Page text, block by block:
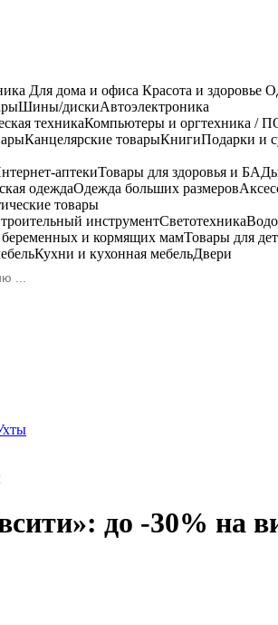
Для дома и офиса Красота и здоровье
Шины/дискиАвтоэлектроника
техникаКомпьютеры и оргтехника /
Канцелярские товарыКнигиПодарки и
аптекиТовары для здоровья и
одеждаОдежда больших размеров
товары
инструментСветотехника
и кормящих мамТовары для
Кухни и кухонная мебельДвери
до -30% на